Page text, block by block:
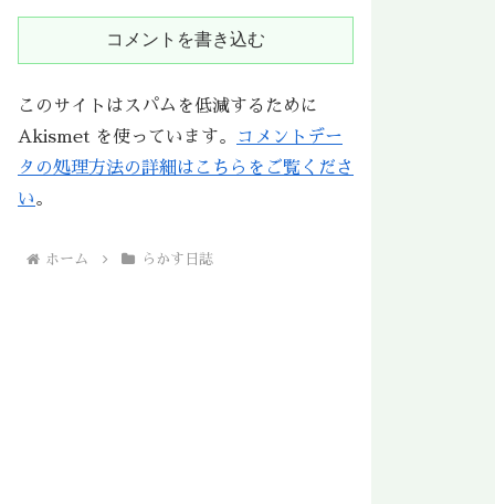
コメントを書き込む
このサイトはスパムを低減するために
Akismet を使っています。
コメントデー
タの処理方法の詳細はこちらをご覧くださ
い。
ホーム らかす日誌